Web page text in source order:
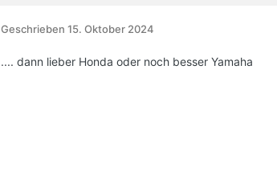
Geschrieben 15. Oktober 2024
.... dann lieber Honda oder noch besser Yamaha